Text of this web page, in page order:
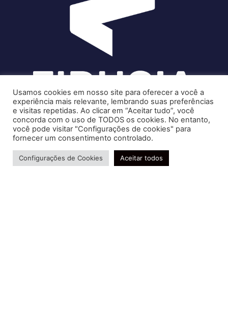
Soluções contábeis-fiscais-tributárias especializadas | CRC RJ
004856/O-7
Serviços
Usamos cookies em nosso site para oferecer a você a
experiência mais relevante, lembrando suas preferências
e visitas repetidas. Ao clicar em “Aceitar tudo”, você
concorda com o uso de TODOS os cookies. No entanto,
você pode visitar "Configurações de cookies" para
fornecer um consentimento controlado.
Configurações de Cookies Aceitar todos
Precisa de ajuda?